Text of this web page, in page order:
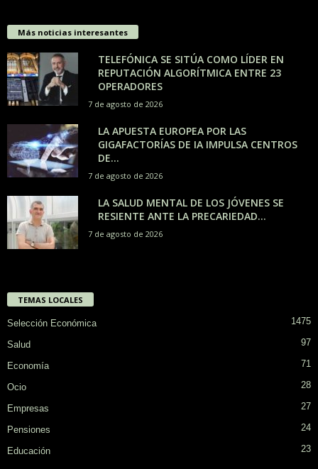
Más noticias interesantes
TELEFÓNICA SE SITÚA COMO LÍDER EN
REPUTACIÓN ALGORÍTMICA ENTRE 23
OPERADORES
7 de agosto de 2026
LA APUESTA EUROPEA POR LAS
GIGAFACTORÍAS DE IA IMPULSA CENTROS
DE...
7 de agosto de 2026
LA SALUD MENTAL DE LOS JÓVENES SE
RESIENTE ANTE LA PRECARIEDAD...
7 de agosto de 2026
TEMAS LOCALES
Selección Económica 1475
Salud 97
Economía 71
Ocio 28
Empresas 27
Pensiones 24
Educación 23